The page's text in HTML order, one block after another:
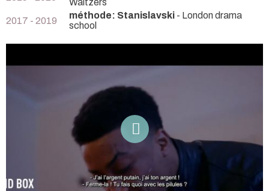
Waltzers
2017 - 2019
méthode: Stanislavski - London drama
school